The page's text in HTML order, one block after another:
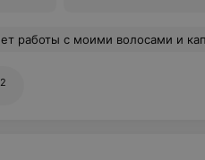
Делает свою работу на 5+ что касается стрижки, покраски и прически. Я за это время поняла, что, если к ней попадаешь, то это навсегда. Подкупает не только